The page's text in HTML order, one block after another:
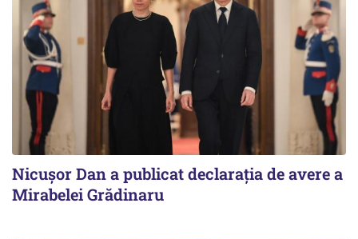
Nicuşor Dan a publicat declaraţia de avere a
Mirabelei Grădinaru